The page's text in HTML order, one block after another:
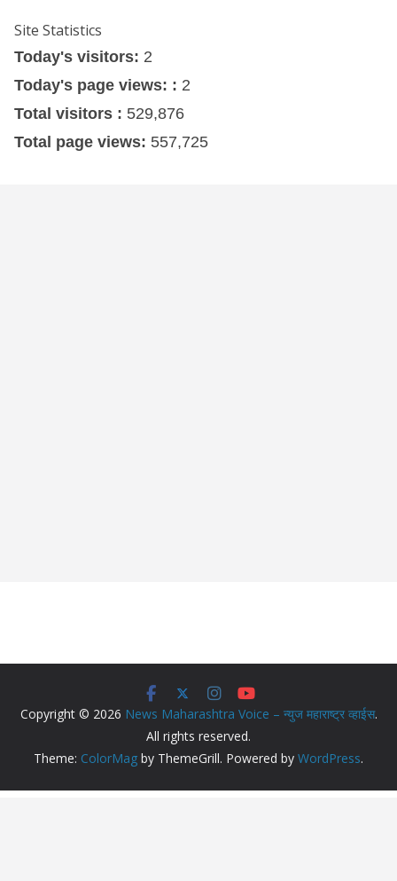
Site Statistics
Today's visitors: 2
Today's page views: : 2
Total visitors : 529,876
Total page views: 557,725
Copyright © 2026 News Maharashtra Voice – न्युज महाराष्ट्र व्हाईस.
All rights reserved.
Theme: ColorMag by ThemeGrill. Powered by WordPress.